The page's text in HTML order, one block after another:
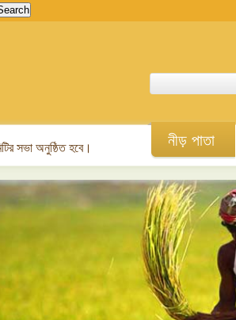
সভা অনুষ্ঠিত হবে। নীড় পাতা